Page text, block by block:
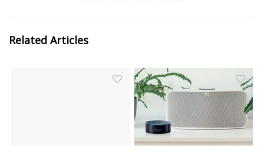
Related Articles